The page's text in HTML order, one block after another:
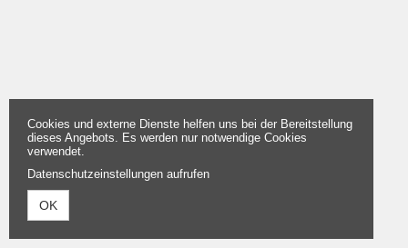
Cookies und externe Dienste helfen uns bei der Bereitstellung
dieses Angebots. Es werden nur notwendige Cookies
verwendet.
Datenschutzeinstellungen aufrufen
OK